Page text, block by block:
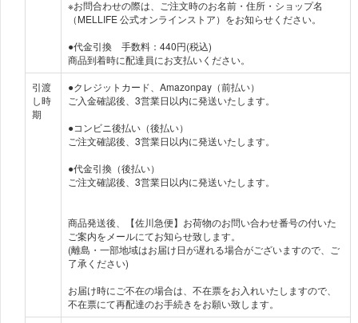
※お問合わせの際は、ご注文時のお名前・住所・ショップ名
（MELLIFE 公式オンラインストア）をお知らせください。
●代金引換 手数料：440円(税込)
商品到着時に配達員にお支払いください。
引渡
し時
期
●クレジットカード、Amazonpay（前払い）
ご入金確認後、3営業日以内に発送いたします。
●コンビニ後払い（後払い）
ご注文確認後、3営業日以内に発送いたします。
●代金引換（後払い）
ご注文確認後、3営業日以内に発送いたします。
商品発送後、【佐川急便】お荷物のお問い合わせ番号の付いた
ご案内をメールにてお知らせ致します。
(離島・一部地域はお届け日が遅れる場合がございますので、ご
了承ください)
お届け時にご不在の場合は、不在票をお入れいたしますので、
不在票にて再配達のお手続きをお願い致します。